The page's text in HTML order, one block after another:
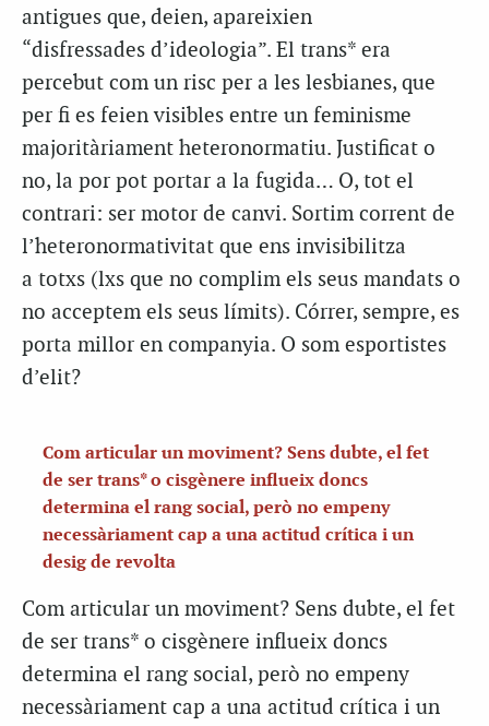
antigues que, deien, apareixien
“disfressades d’ideologia”. El trans* era
percebut com un risc per a les lesbianes, que
per fi es feien visibles entre un feminisme
majoritàriament heteronormatiu. Justificat o
no, la por pot portar a la fugida… O, tot el
contrari: ser motor de canvi. Sortim corrent de
l’heteronormativitat que ens invisibilitza
a totxs (lxs que no complim els seus mandats o
no acceptem els seus límits). Córrer, sempre, es
porta millor en companyia. O som esportistes
d’elit?
Com articular un moviment? Sens dubte, el fet
de ser trans* o cisgènere influeix doncs
determina el rang social, però no empeny
necessàriament cap a una actitud crítica i un
desig de revolta
Com articular un moviment? Sens dubte, el fet
de ser trans* o cisgènere influeix doncs
determina el rang social, però no empeny
necessàriament cap a una actitud crítica i un